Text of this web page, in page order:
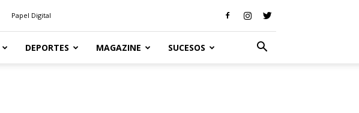
Papel Digital
DEPORTES MAGAZINE SUCESOS